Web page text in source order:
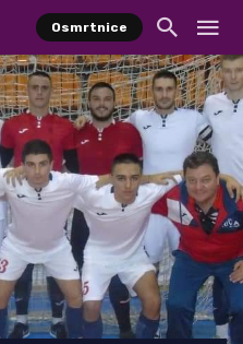
Osmrtnice